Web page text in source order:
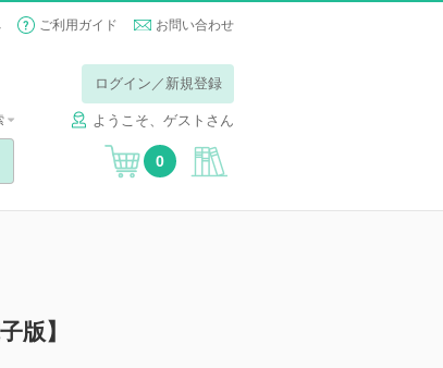
ご利用ガイド お問い合わせ
ログイン／新規登録
ようこそ、ゲストさん
0
版】